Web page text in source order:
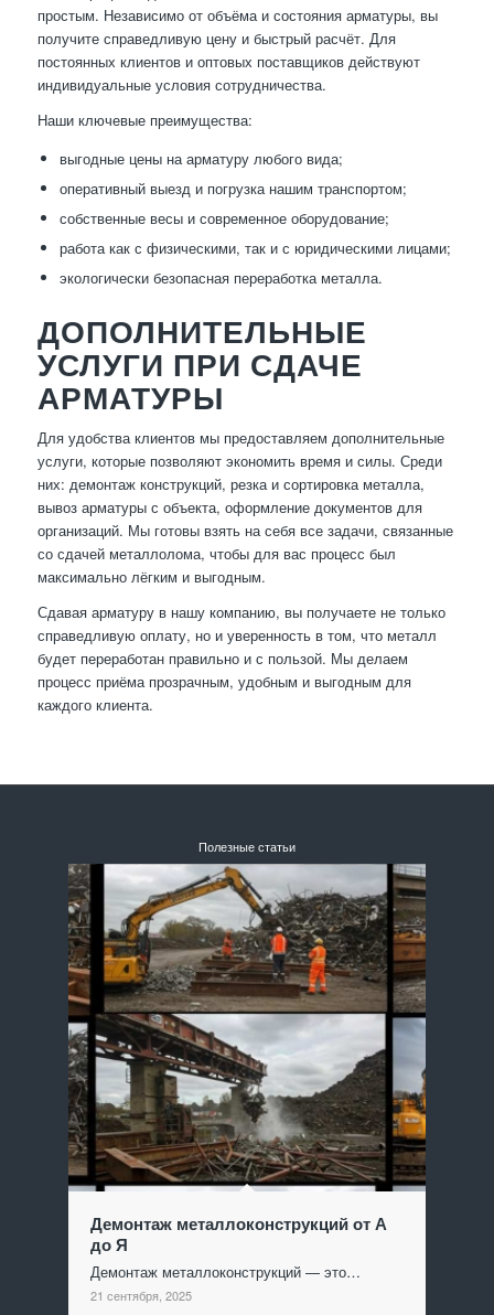
простым. Независимо от объёма и состояния арматуры, вы
получите справедливую цену и быстрый расчёт. Для
постоянных клиентов и оптовых поставщиков действуют
индивидуальные условия сотрудничества.
Наши ключевые преимущества:
выгодные цены на арматуру любого вида;
оперативный выезд и погрузка нашим транспортом;
собственные весы и современное оборудование;
работа как с физическими, так и с юридическими лицами;
экологически безопасная переработка металла.
ДОПОЛНИТЕЛЬНЫЕ
УСЛУГИ ПРИ СДАЧЕ
АРМАТУРЫ
Для удобства клиентов мы предоставляем дополнительные
услуги, которые позволяют экономить время и силы. Среди
них: демонтаж конструкций, резка и сортировка металла,
вывоз арматуры с объекта, оформление документов для
организаций. Мы готовы взять на себя все задачи, связанные
со сдачей металлолома, чтобы для вас процесс был
максимально лёгким и выгодным.
Сдавая арматуру в нашу компанию, вы получаете не только
справедливую оплату, но и уверенность в том, что металл
будет переработан правильно и с пользой. Мы делаем
процесс приёма прозрачным, удобным и выгодным для
каждого клиента.
Полезные статьи
Демонтаж металлоконструкций от А
до Я
Демонтаж металлоконструкций — это…
21 сентября, 2025